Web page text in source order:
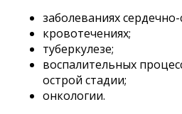
заболеваниях
кровотечениях;
туберкулезе;
воспалительных
острой стадии;
онкологии.